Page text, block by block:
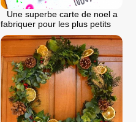
Une superbe carte de noel a
fabriquer pour les plus petits